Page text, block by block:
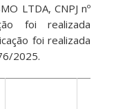
LTDA, CNPJ nº
foi realizada
foi realizada
2025.